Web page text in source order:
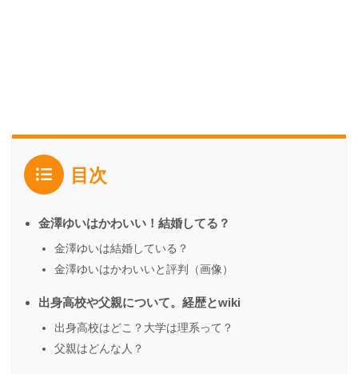
目次
金澤ゆいはかわいい！結婚してる？
金澤ゆいは結婚している？
金澤ゆいはかわいいと評判（画像）
出身高校や父親について。経歴とwiki
出身高校はどこ？大学は理系って？
父親はどんな人？